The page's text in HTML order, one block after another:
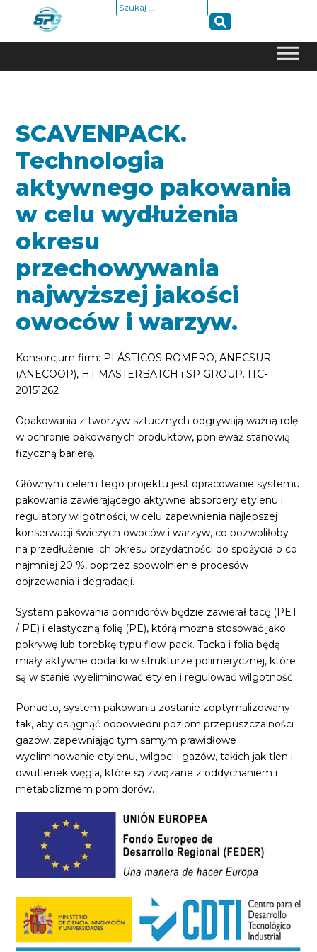
Szukaj:
SCAVENPACK.
Technologia
aktywnego pakowania
w celu wydłużenia
okresu
przechowywania
najwyższej jakości
owoców i warzyw.
Konsorcjum firm: PLÁSTICOS ROMERO, ANECSUR
(ANECOOP), HT MASTERBATCH i SP GROUP. ITC-
20151262
Opakowania z tworzyw sztucznych odgrywają ważną rolę
w ochronie pakowanych produktów, ponieważ stanowią
fizyczną barierę.
Głównym celem tego projektu jest opracowanie systemu
pakowania zawierającego aktywne absorbery etylenu i
regulatory wilgotności, w celu zapewnienia najlepszej
konserwacji świeżych owoców i warzyw, co pozwoliłoby
na przedłużenie ich okresu przydatności do spożycia o co
najmniej 20 %, poprzez spowolnienie procesów
dojrzewania i degradacji.
System pakowania pomidorów będzie zawierał tacę (PET
/ PE) i elastyczną folię (PE), którą można stosować jako
pokrywę lub torebkę typu flow-pack. Tacka i folia będą
miały aktywne dodatki w strukturze polimerycznej, które
są w stanie wyeliminować etylen i regulować wilgotność.
Ponadto, system pakowania zostanie zoptymalizowany
tak, aby osiągnąć odpowiedni poziom przepuszczalności
gazów, zapewniając tym samym prawidłowe
wyeliminowanie etylenu, wilgoci i gazów, takich jak tlen i
dwutlenek węgla, które są związane z oddychaniem i
metabolizmem pomidorów.